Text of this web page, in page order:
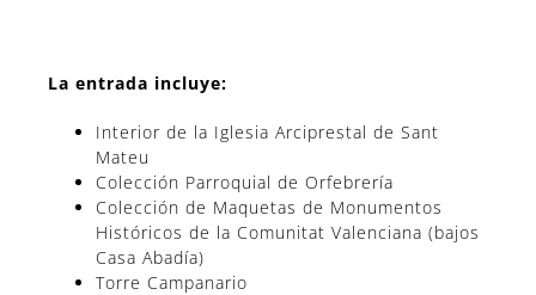
La entrada incluye:
Interior de la Iglesia Arciprestal de Sant
Mateu
Colección Parroquial de Orfebrería
Colección de Maquetas de Monumentos
Históricos de la Comunitat Valenciana (bajos
Casa Abadía)
Torre Campanario